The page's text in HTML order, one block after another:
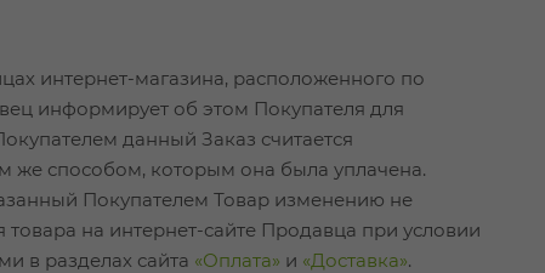
интернет-магазина, расположенного по
информирует об этом Покупателя для
данный Заказ считается
же способом, которым она была уплачена.
Покупателем Товар изменению не
на интернет-сайте Продавца при условии
в разделах сайта «Оплата» и «Доставка».